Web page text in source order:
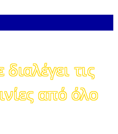
τις
από όλο